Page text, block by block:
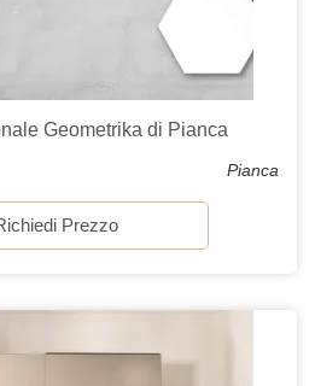
Geometrika di Pianca
Pianca
Prezzo